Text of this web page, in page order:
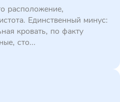
расположение,
Единственный минус:
кровать, по факту
сто...